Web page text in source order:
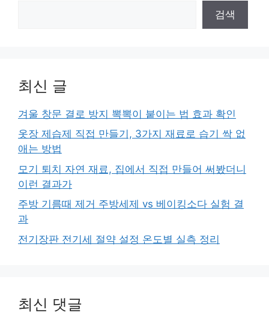
검색
최신 글
겨울 창문 결로 방지 뽁뽁이 붙이는 법 효과 확인
옷장 제습제 직접 만들기, 3가지 재료로 습기 싹 없
애는 방법
모기 퇴치 자연 재료, 집에서 직접 만들어 써봤더니
이런 결과가
주방 기름때 제거 주방세제 vs 베이킹소다 실험 결
과
전기장판 전기세 절약 설정 온도별 실측 정리
최신 댓글